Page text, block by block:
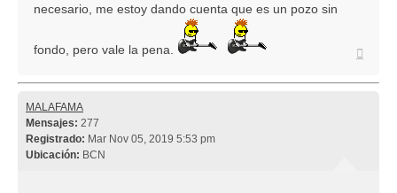
necesario, me estoy dando cuenta que es un pozo sin
fondo, pero vale la pena.
MALAFAMA
Mensajes: 277
Registrado: Mar Nov 05, 2019 5:53 pm
Ubicación: BCN